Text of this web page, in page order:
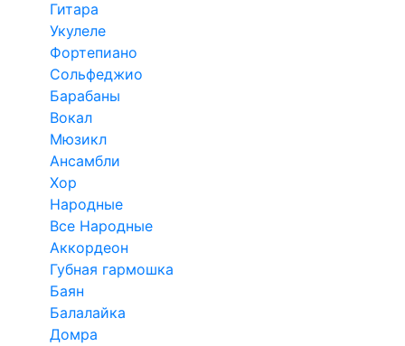
Гитара
Укулеле
Фортепиано
Сольфеджио
Барабаны
Вокал
Мюзикл
Ансамбли
Хор
Народные
Все Народные
Аккордеон
Губная гармошка
Баян
Балалайка
Домра